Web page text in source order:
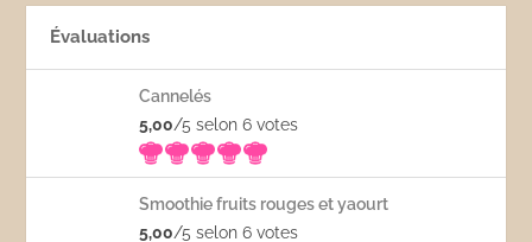
Évaluations
Cannelés
5,00/5 selon 6votes
Smoothie fruits rouges et yaourt
5,00/5 selon 6votes